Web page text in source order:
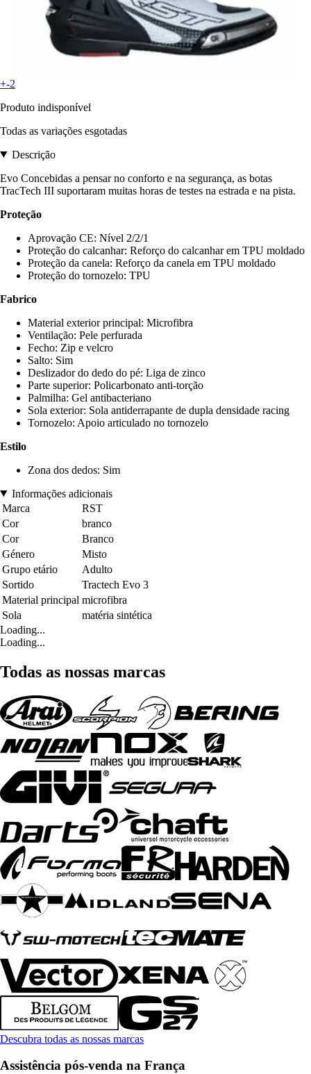
+-2
Produto indisponível
Todas as variações esgotadas
Descrição
Evo Concebidas a pensar no conforto e na segurança, as botas
TracTech III suportaram muitas horas de testes na estrada e na pista.
Proteção
Aprovação CE: Nível 2/2/1
Proteção do calcanhar: Reforço do calcanhar em TPU moldado
Proteção da canela: Reforço da canela em TPU moldado
Proteção do tornozelo: TPU
Fabrico
Material exterior principal: Microfibra
Ventilação: Pele perfurada
Fecho: Zip e velcro
Salto: Sim
Deslizador do dedo do pé: Liga de zinco
Parte superior: Policarbonato anti-torção
Palmilha: Gel antibacteriano
Sola exterior: Sola antiderrapante de dupla densidade racing
Tornozelo: Apoio articulado no tornozelo
Estilo
Zona dos dedos: Sim
Informações adicionais
Marca
RST
Cor
branco
Cor
Branco
Género
Misto
Grupo etário
Adulto
Sortido
Tractech Evo 3
Material principal microfibra
Sola
matéria sintética
Loading...
Loading...
Todas as nossas marcas
Descubra todas as nossas marcas
Assistência pós-venda na França